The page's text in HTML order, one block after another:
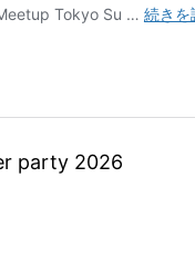
party 2026